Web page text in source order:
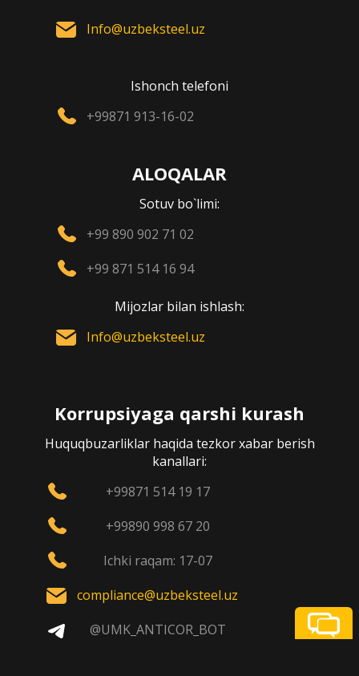
Info@uzbeksteel.uz
Ishonch telefoni
+99871 913-16-02
ALOQALAR
Sotuv bo`limi:
+99 890 902 71 02
+99 871 514 16 94
Mijozlar bilan ishlash:
Info@uzbeksteel.uz
Korrupsiyaga qarshi kurash
Huquqbuzarliklar haqida tezkor xabar berish
kanallari:
+99871 514 19 17
+99890 998 67 20
Ichki raqam: 17-07
compliance@uzbeksteel.uz
@UMK_ANTICOR_BOT